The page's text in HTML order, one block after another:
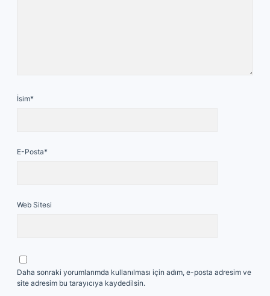
İsim*
E-Posta*
Web Sitesi
Daha sonraki yorumlarımda kullanılması için adım, e-posta adresim ve
site adresim bu tarayıcıya kaydedilsin.